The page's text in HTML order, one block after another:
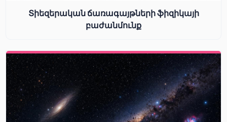
Տիեզերական ճառագայթների ֆիզիկայի
բաժանմունք